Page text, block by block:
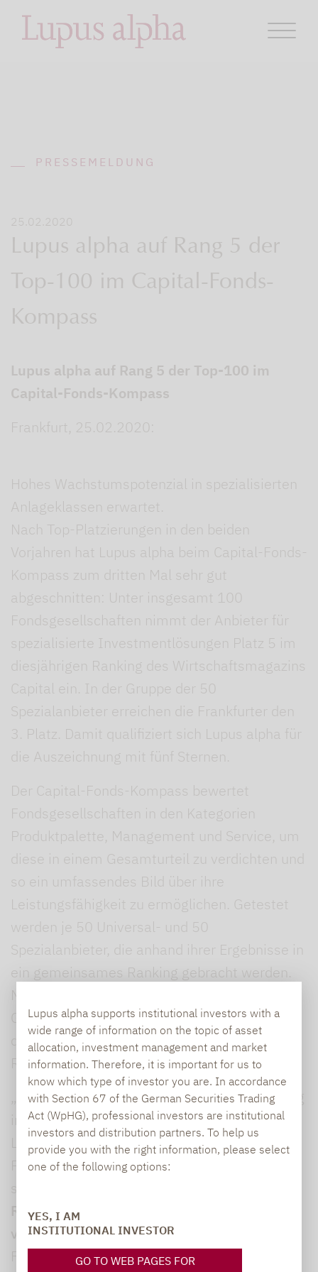
Lupus alpha supports institutional investors with a
wide range of information on the topic of asset
allocation, investment management and market
information. Therefore, it is important for us to
know which type of investor you are. In accordance
with Section 67 of the German Securities Trading
Act (WpHG), professional investors are institutional
investors and distribution partners. To help us
provide you with the right information, please select
one of the following options:
YES, I AM
INSTITUTIONAL INVESTOR
GO TO WEB PAGES FOR
PRESSEMELDUNG
25.02.2020
Lupus alpha auf Rang 5 der
Top-100 im Capital-Fonds-
Kompass
Lupus alpha auf Rang 5 der Top-100 im
Capital-Fonds-Kompass
Frankfurt, 25.02.2020:
Hohes Wachstumspotenzial in spezialisierten
Anlageklassen erwartet.
Nach Top-Platzierungen in den beiden
Vorjahren hat Lupus alpha beim Capital-Fonds-
Kompass zum dritten Mal sehr gut
abgeschnitten: Unter insgesamt 100
Fondsgesellschaften nimmt der Anbieter für
spezialisierte Investmentlösungen Platz 5 im
diesjährigen Ranking des Wirtschaftsmagazins
Capital ein. In der Gruppe der 50
Spezialanbieter erreichen die Frankfurter den
3. Platz. Damit qualifiziert sich Lupus alpha für
die Auszeichnung mit fünf Sternen.
Der Capital-Fonds-Kompass bewertet
Fondsgesellschaften in den Kategorien
Produkt­palette, Management und Service, um
diese in einem Gesamturteil zu verdichten und
so ein umfassendes Bild über ihre
Leistungsfähigkeit zu ermöglichen. Getestet
werden je 50 Universal- und 50
Spezialanbieter, die anhand ihrer Ergebnisse in
ein gemeinsames Ranking gebracht werden.
Mit 78,4 von 100 Punkten hat Lupus alpha im
Gesamt-Ranking den 5. Platz erreicht. Unter
den 50 Spezialanbietern liegt Lupus alpha auf
Rang 3.
„Zum dritten Mal in Folge eine Top-Platzierung
im Capital-Ranking ist ein toller Erfolg für
Lupus alpha und bestätigt unsere
Positionierung als Qualitätsanbieter in
Ralf Lochmüller, CEO und Managing Partner
von Lupus alpha, die Platzierung. „Mit diesem
Fokus haben wir als aktiver Manager die